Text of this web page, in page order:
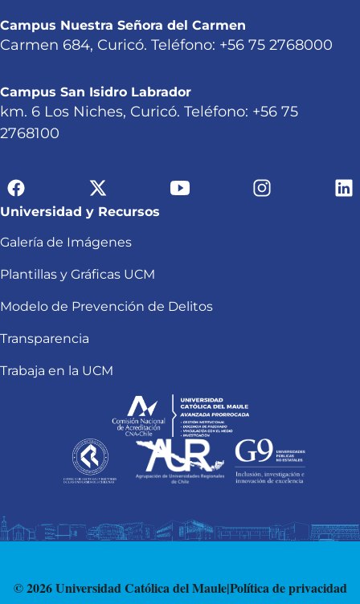
Campus Nuestra Señora del Carmen
Carmen 684, Curicó. Teléfono: +56 75 2768000
Campus San Isidro Labrador
km. 6 Los Niches, Curicó. Teléfono: +56 75
2768100
Universidad y Recursos
Galería de Imágenes
Plantillas y Gráficas UCM
Modelo de Prevención de Delitos
Transparencia
Trabaja en la UCM
© 2026 Universidad Católica del Maule|Política de privacidad